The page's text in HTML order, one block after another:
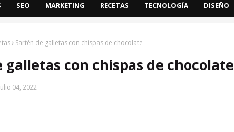
SEO MARKETING RECETAS TECNOLOGÍA DISEÑO
Sartén de galletas con chispas de chocolate
galletas con chispas de chocolate
04, 2022